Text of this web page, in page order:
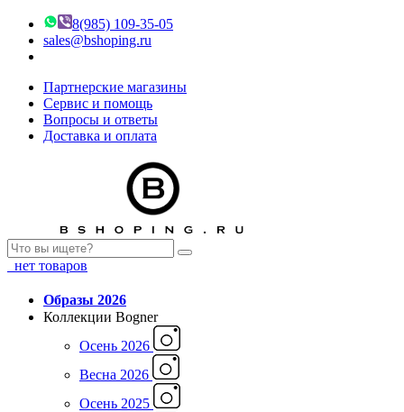
8(985) 109-35-05
sales@bshoping.ru
Партнерские магазины
Сервис и помощь
Вопросы и ответы
Доставка и оплата
нет товаров
Образы 2026
Коллекции Bogner
Осень 2026
Весна 2026
Осень 2025